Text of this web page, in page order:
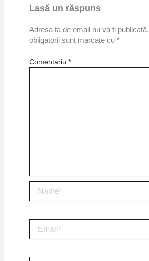
Lasă un răspuns
Adresa ta de email nu va fi publicată.
obligatorii sunt marcate cu *
Comentariu *